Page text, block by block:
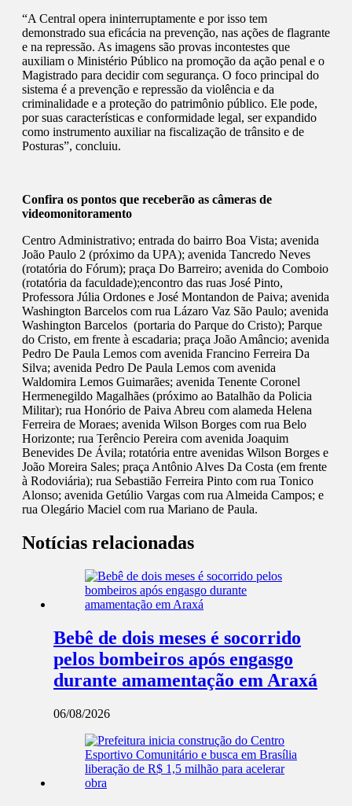
“A Central opera ininterruptamente e por isso tem
demonstrado sua eficácia na prevenção, nas ações de flagrante
e na repressão. As imagens são provas incontestes que
auxiliam o Ministério Público na promoção da ação penal e o
Magistrado para decidir com segurança. O foco principal do
sistema é a prevenção e repressão da violência e da
criminalidade e a proteção do patrimônio público. Ele pode,
por suas características e conformidade legal, ser expandido
como instrumento auxiliar na fiscalização de trânsito e de
Posturas”, concluiu.
Confira os pontos que receberão as câmeras de
videomonitoramento
Centro Administrativo; entrada do bairro Boa Vista; avenida
João Paulo 2 (próximo da UPA); avenida Tancredo Neves
(rotatória do Fórum); praça Do Barreiro; avenida do Comboio
(rotatória da faculdade);encontro das ruas José Pinto,
Professora Júlia Ordones e José Montandon de Paiva; avenida
Washington Barcelos com rua Lázaro Vaz São Paulo; avenida
Washington Barcelos (portaria do Parque do Cristo); Parque
do Cristo, em frente à escadaria; praça João Amâncio; avenida
Pedro De Paula Lemos com avenida Francino Ferreira Da
Silva; avenida Pedro De Paula Lemos com avenida
Waldomira Lemos Guimarães; avenida Tenente Coronel
Hermenegildo Magalhães (próximo ao Batalhão da Policia
Militar); rua Honório de Paiva Abreu com alameda Helena
Ferreira de Moraes; avenida Wilson Borges com rua Belo
Horizonte; rua Terêncio Pereira com avenida Joaquim
Benevides De Ávila; rotatória entre avenidas Wilson Borges e
João Moreira Sales; praça Antônio Alves Da Costa (em frente
à Rodoviária); rua Sebastião Ferreira Pinto com rua Tonico
Alonso; avenida Getúlio Vargas com rua Almeida Campos; e
rua Olegário Maciel com rua Mariano de Paula.
Notícias relacionadas
Bebê de dois meses é socorrido
pelos bombeiros após engasgo
durante amamentação em Araxá
06/08/2026